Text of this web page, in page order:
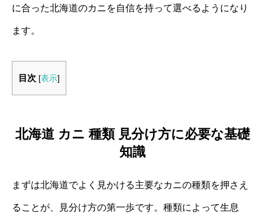
に合った北海道のカニを自信を持って選べるようになり
ます。
目次 [表示]
北海道 カニ 種類 見分け方に必要な基礎
知識
まずは北海道でよく見かける主要なカニの種類を押さえ
ることが、見分け方の第一歩です。種類によって生息